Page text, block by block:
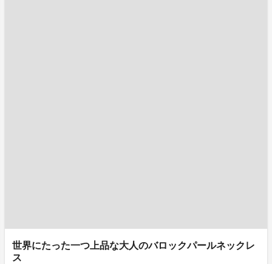
世界にたった一つ上品な大人のバロックパールネックレ
ス